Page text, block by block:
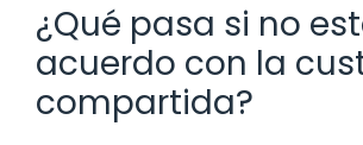
¿Qué pasa si no
acuerdo con la
compartida?